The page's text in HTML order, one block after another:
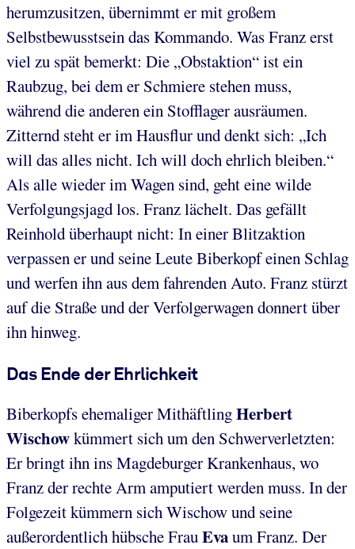
herumzusitzen, übernimmt er mit großem
Selbstbewusstsein das Kommando. Was Franz erst
viel zu spät bemerkt: Die „Obstaktion“ ist ein
Raubzug, bei dem er Schmiere stehen muss,
während die anderen ein Stofflager ausräumen.
Zitternd steht er im Hausflur und denkt sich: „Ich
will das alles nicht. Ich will doch ehrlich bleiben.“
Als alle wieder im Wagen sind, geht eine wilde
Verfolgungsjagd los. Franz lächelt. Das gefällt
Reinhold überhaupt nicht: In einer Blitzaktion
verpassen er und seine Leute Biberkopf einen Schlag
und werfen ihn aus dem fahrenden Auto. Franz stürzt
auf die Straße und der Verfolgerwagen donnert über
ihn hinweg.
Das Ende der Ehrlichkeit
Biberkopfs ehemaliger MithäftlingHerbert
Wischowkümmert sich um den Schwerverletzten:
Er bringt ihn ins Magdeburger Krankenhaus, wo
Franz der rechte Arm amputiert werden muss. In der
Folgezeit kümmern sich Wischow und seine
außerordentlich hübsche FrauEvaum Franz. Der